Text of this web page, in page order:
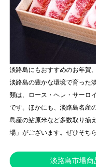
淡路島にもおすすめのお年賀
淡路島の豊かな環境で育った
類は、ロース・ヘレ・サーロ
です。ほかにも、淡路島名産
島産の鮎原米など多数取り揃
場」がございます。ぜひそち
淡路島市場商